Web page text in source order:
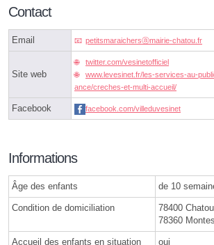
Contact
Email petitsmaraichersⓐmairie-chatou.fr
Site web
twitter.com/vesinetofficiel
www.levesinet.fr/les-services-au-
ance/creches-et-multi-accueil/
Facebook facebook.com/villeduvesinet
Informations
Âge des enfants de 10
Condition de domiciliation
78400
78360
Accueil des enfants en situation
oui